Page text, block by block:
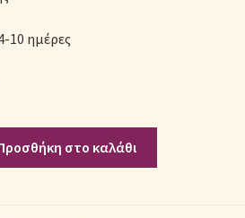
10 ημέρες
στο καλάθι